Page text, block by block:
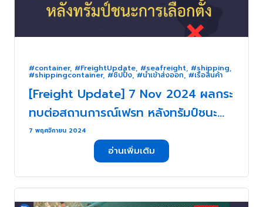
#container, #FreightUpdate, #seafreight, #shipping,
#shippingcontainer, #ชิปปิ้ง,#นำเข้าส่งออก,#เรือสินค้า
[Freight Update] 7 Nov 2024 ผลกระ
ทบต่อสถานการณ์เฟรท หลังทรัมป์ชนะ
การเลือกตั้ง . . .
7 พฤศจิกายน 2024
อ่านเพิ่มเติม